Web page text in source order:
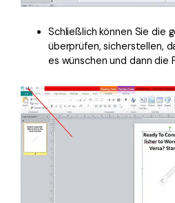
Schließlich können Sie die
überprüfen, sicherstellen,
es wünschen und dann die